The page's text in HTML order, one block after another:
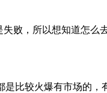
，所以想知道怎么
比较火爆有市场的